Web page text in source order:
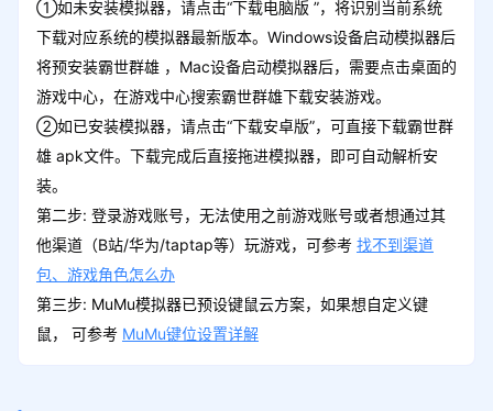
①如未安装模拟器，请点击“下载电脑版 ”，将识别当前系统
下载对应系统的模拟器最新版本。Windows设备启动模拟器后
将预安装霸世群雄 ，Mac设备启动模拟器后，需要点击桌面的
游戏中心，在游戏中心搜索霸世群雄下载安装游戏。
②如已安装模拟器，请点击“下载安卓版”，可直接下载霸世群
雄 apk文件。下载完成后直接拖进模拟器，即可自动解析安
装。
第二步: 登录游戏账号，无法使用之前游戏账号或者想通过其
他渠道（B站/华为/taptap等）玩游戏，可参考 找不到渠道
包、游戏角色怎么办
第三步: MuMu模拟器已预设键鼠云方案，如果想自定义键
鼠， 可参考 MuMu键位设置详解